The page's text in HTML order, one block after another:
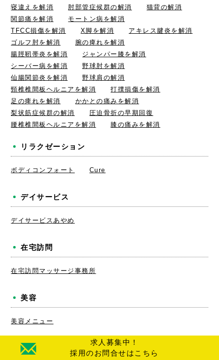
求人募集中！
採用のお問合せはこちら
寝違えを解消
肘部管症候群の解消
猫背の解消
関節痛を解消
モートン病を解消
TFCC損傷を解消
X脚を解消
アキレス腱炎を解消
ゴルフ肘を解消
腕の痺れを解消
腸脛靭帯炎を解消
ジャンパー膝を解消
シーバー病を解消
野球肘を解消
仙腸関節炎を解消
野球肩の解消
頸椎椎間板ヘルニアを解消
打撲損傷を解消
足の痺れを解消
かかとの痛みを解消
梨状筋症候群の解消
圧迫骨折の早期回復
腰椎椎間板ヘルニアを解消
膝の痛みを解消
リラクゼーション
ボディコンフォート Cure
デイサービス
デイサービスあやめ
在宅訪問
在宅訪問マッサージ事務所
美容
美容メニュー